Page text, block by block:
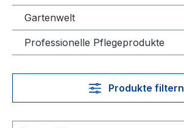
Gartenwelt
Professionelle Pflegeprodukte
Produkte filtern